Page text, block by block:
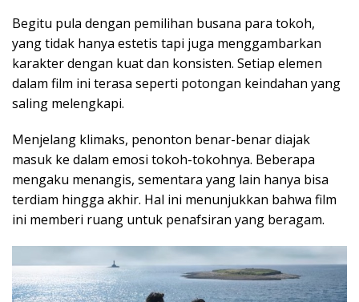
Begitu pula dengan pemilihan busana para tokoh,
yang tidak hanya estetis tapi juga menggambarkan
karakter dengan kuat dan konsisten. Setiap elemen
dalam film ini terasa seperti potongan keindahan yang
saling melengkapi.
Menjelang klimaks, penonton benar-benar diajak
masuk ke dalam emosi tokoh-tokohnya. Beberapa
mengaku menangis, sementara yang lain hanya bisa
terdiam hingga akhir. Hal ini menunjukkan bahwa film
ini memberi ruang untuk penafsiran yang beragam.